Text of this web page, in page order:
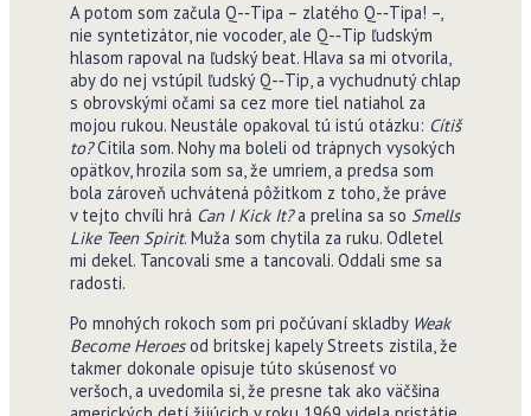
A potom som začula Q-‑Tipa – zlatého Q-‑Tipa! –,
nie syntetizátor, nie vocoder, ale Q-‑Tip ľudským
hlasom rapoval na ľudský beat. Hlava sa mi otvorila,
aby do nej vstúpil ľudský Q-‑Tip, a vychudnutý chlap
s obrovskými očami sa cez more tiel natiahol za
mojou rukou. Neustále opakoval tú istú otázku: Cítiš
to?Cítila som. Nohy ma boleli od trápnych vysokých
opätkov, hrozila som sa, že umriem, a predsa som
bola zároveň uchvátená pôžitkom z toho, že práve
v tejto chvíli hrá Can I Kick It?a prelína sa so Smells
Like Teen Spirit. Muža som chytila za ruku. Odletel
mi dekel. Tancovali sme a tancovali. Oddali sme sa
radosti.
Po mnohých rokoch som pri počúvaní skladby Weak
Become Heroesod britskej kapely Streets zistila, že
takmer dokonale opisuje túto skúsenosť vo
veršoch, a uvedomila si, že presne tak ako väčšina